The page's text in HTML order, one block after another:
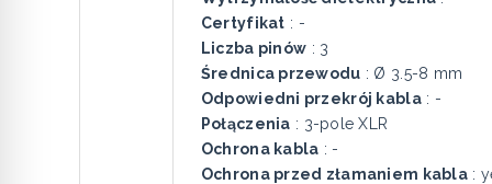
Certyfikat : -
Liczba pinów : 3
Średnica przewodu : Ø 3.5-8 mm
Odpowiedni przekrój kabla: -
Połączenia : 3-pole XLR
Ochrona kabla : -
Ochrona przed złamaniem kabla: